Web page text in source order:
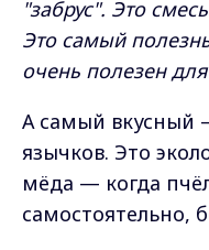
"забрус". Это
Это самый
очень полезен
А самый вкусный
язычков. Это
мёда — когда
самостоятельно,